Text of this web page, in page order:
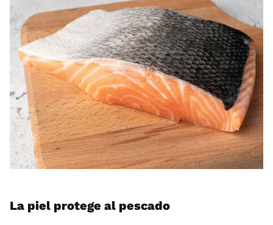
La piel protege al pescado